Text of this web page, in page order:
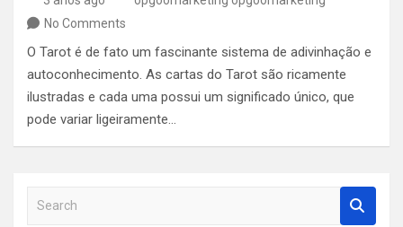
No Comments
O Tarot é de fato um fascinante sistema de adivinhação e
autoconhecimento. As cartas do Tarot são ricamente
ilustradas e cada uma possui um significado único, que
pode variar ligeiramente…